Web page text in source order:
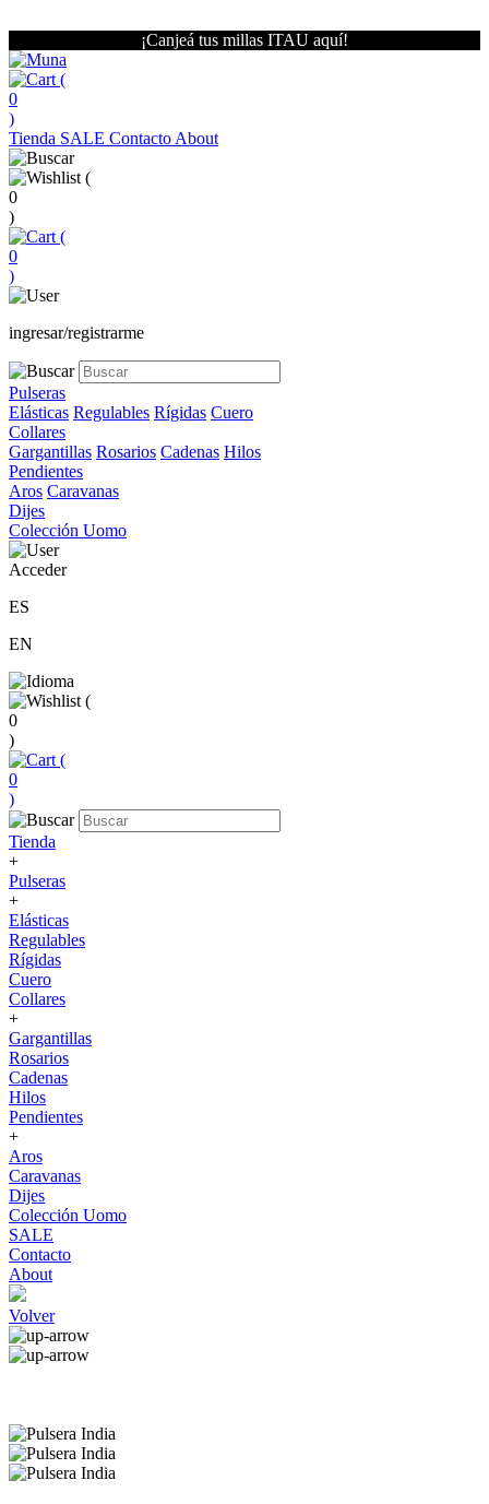
¡Canjeá tus millas ITAU aquí!
(
0
)
Tienda SALE Contacto About
(
0
)
(
0
)
ingresar/registrarme
Pulseras
Elásticas Regulables Rígidas Cuero
Collares
Gargantillas Rosarios Cadenas Hilos
Pendientes
Aros Caravanas
Dijes
Colección Uomo
Acceder
ES
EN
(
0
)
(
0
)
Tienda
+
Pulseras
+
Elásticas
Regulables
Rígidas
Cuero
Collares
+
Gargantillas
Rosarios
Cadenas
Hilos
Pendientes
+
Aros
Caravanas
Dijes
Colección Uomo
SALE
Contacto
About
Volver